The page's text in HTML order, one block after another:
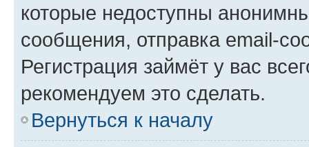
которые недоступны
сообщения, отправка email-
Регистрация займёт у вас
рекомендуем это сделать.
Вернуться к началу